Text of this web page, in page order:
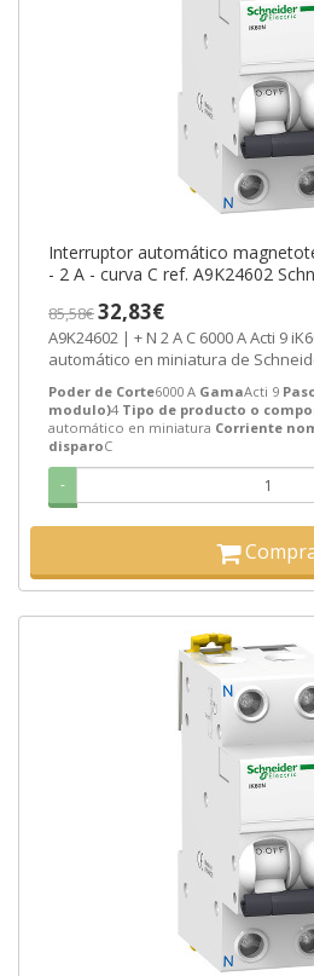
Interruptor automático
- 2 A - curva C ref. A9K24602
85,58€32,83€
A9K24602 | + N 2 A C 6000 A Acti 9 iK60 Acti 9 4 Interruptor
automático en miniatura de
Poder de Corte6000 A GamaActi 9
modulo)4 Tipo de producto o
automático en miniatura Corriente
disparoC
-